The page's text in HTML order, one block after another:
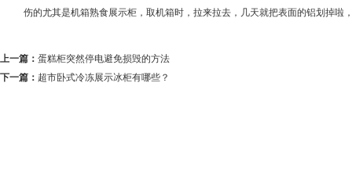
伤的尤其是机箱熟食展示柜，取机箱时，拉来拉去，几天就把表面的铝划掉啦
上一篇： 蛋糕柜突然停电避免损毁的方法
下一篇： 超市卧式冷冻展示冰柜有哪些？